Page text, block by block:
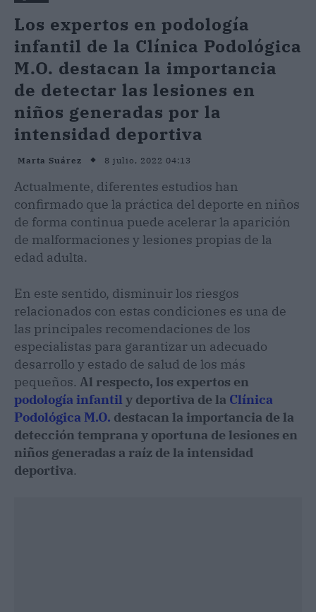
Los expertos en podología
infantil de la Clínica Podológica
M.O. destacan la importancia
de detectar las lesiones en
niños generadas por la
intensidad deportiva
Marta Suárez 8 julio, 2022 04:13
Actualmente, diferentes estudios han
confirmado que la práctica del deporte en niños
de forma continua puede acelerar la aparición
de malformaciones y lesiones propias de la
edad adulta.
En este sentido, disminuir los riesgos
relacionados con estas condiciones es una de
las principales recomendaciones de los
especialistas para garantizar un adecuado
desarrollo y estado de salud de los más
pequeños. Al respecto, los expertos en
podología infantily deportiva de la Clínica
Podológica M.O. destacan la importancia de la
detección temprana y oportuna de lesiones en
niños generadas a raíz de la intensidad
deportiva.